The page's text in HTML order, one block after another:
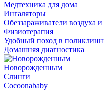
Медтехника для дома
Ингаляторы
Обеззараживатели воздуха
Физиотерапия
Удобный поход в
Домашняя диагностика
Новорожденным
Слинги
Cocoonababy